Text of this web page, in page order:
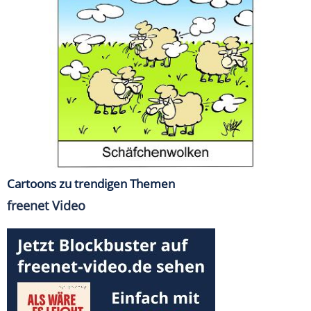
Cartoons zu trendigen Themen
freenet Video